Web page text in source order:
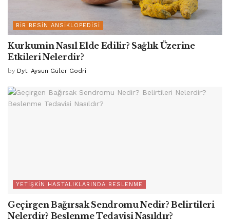
BIR BESIN ANSIKLOPEDISI
Kurkumin Nasıl Elde Edilir? Sağlık Üzerine
Etkileri Nelerdir?
by Dyt. Aysun Güler Godri
YETIŞKIN HASTALIKLARINDA BESLENME
Geçirgen Bağırsak Sendromu Nedir? Belirtileri
Nelerdir? Beslenme Tedavisi Nasıldır?